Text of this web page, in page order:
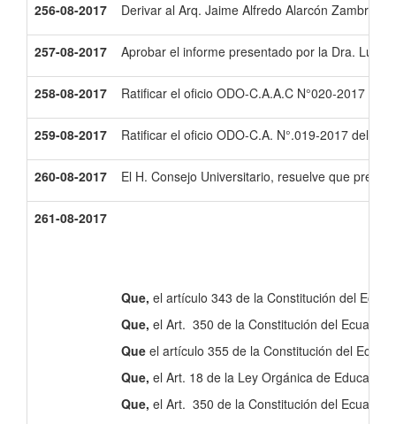
256-08-2017 Derivar al Arq. Jaime Alfredo Alarcón
257-08-2017 Aprobar el informe presentado por la Dra.
258-08-2017 Ratificar el oficio ODO-C.A.A.C N°020-2017
259-08-2017 Ratificar el oficio ODO-C.A. N°.019-2017 del
260-08-2017 El H. Consejo Universitario, resuelve que
261-08-2017
Que, el artículo 343 de la Constitución del
Que, el Art. 350 de la Constitución del Ecuador
Que el artículo 355 de la Constitución del
Que, el Art. 18 de la Ley Orgánica de
Que, el Art. 350 de la Constitución del Ecuador